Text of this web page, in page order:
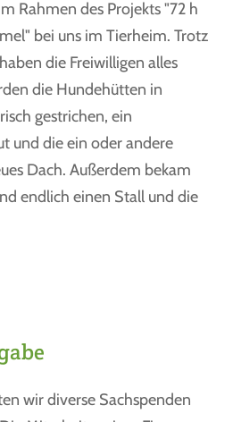
Rahmen des Projekts "72 h
bei uns im Tierheim. Trotz
die Freiwilligen alles
die Hundehütten in
gestrichen, ein
und die ein oder andere
Dach. Außerdem bekam
endlich einen Stall und die
wir diverse Sachspenden